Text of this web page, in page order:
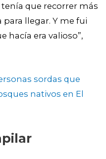
que recorrer más
llegar. Y me fui
hacía era valioso”,
sordas que
nativos en El